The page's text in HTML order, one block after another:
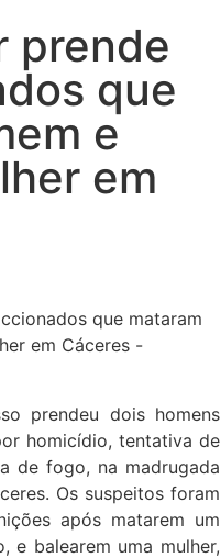
prende
que
e
em
prendeu dois homens
homicídio, tentativa de
de fogo, na madrugada
Os suspeitos foram
após matarem um
e balearem uma mulher,